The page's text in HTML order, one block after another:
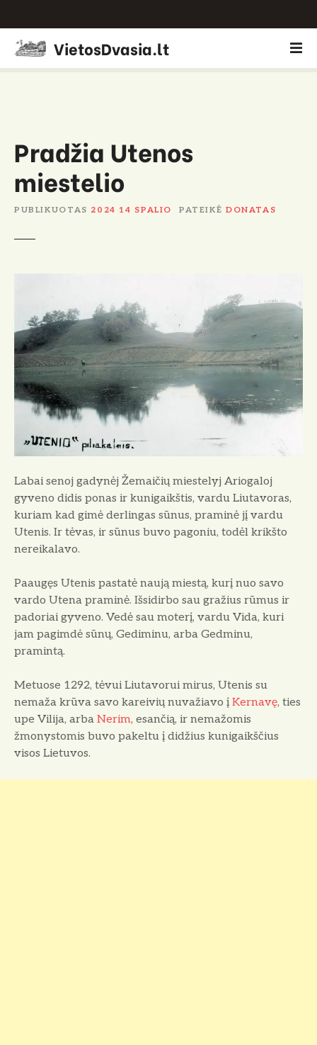
r
VietosDvasia.lt
Pradžia Utenos
miestelio
PUBLIKUOTAS 2024 14 SPALIO PATEIKĖ DONATAS
Labai senoj gadynėj Žemaičių miestelyj Ariogaloj
gyveno didis ponas ir kunigaikštis, vardu Liutavoras,
kuriam kad gimė derlingas sūnus, praminė jį vardu
Utenis. Ir tėvas, ir sūnus buvo pagoniu, todėl krikšto
nereikalavo.
Paaugęs Utenis pastatė naują miestą, kurį nuo savo
vardo Utena praminė. Išsidirbo sau gražius rūmus ir
padoriai gyveno. Vedė sau moterį, vardu Vida, kuri
jam pagimdė sūnų, Gediminu, arba Gedminu,
pramintą.
Metuose 1292, tėvui Liutavorui mirus, Utenis su
nemaža krūva savo kareivių nuvažiavo į Kernavę, ties
upe Vilija, arba Nerim, esančią, ir nemažomis
žmonystomis buvo pakeltu į didžius kunigaikščius
visos Lietuvos.